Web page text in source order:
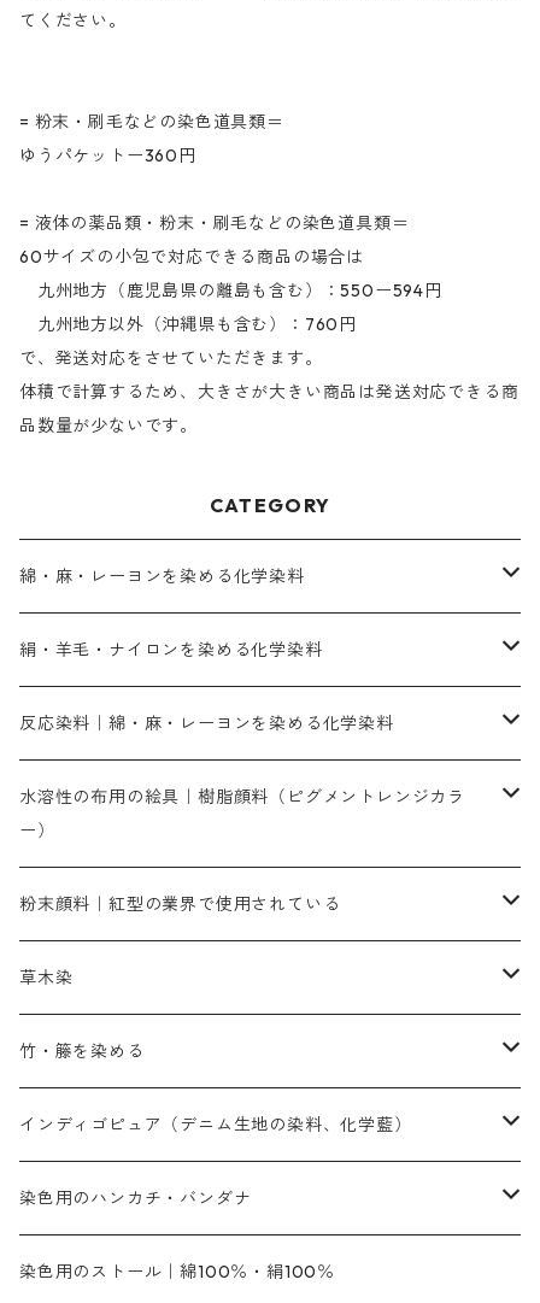
てください。
= 粉末・刷毛などの染色道具類＝
ゆうパケットー360円
= 液体の薬品類・粉末・刷毛などの染色道具類＝
60サイズの小包で対応できる商品の場合は
九州地方（鹿児島県の離島も含む）：550ー594円
九州地方以外（沖縄県も含む）：760円
で、発送対応をさせていただきます。
体積で計算するため、大きさが大きい商品は発送対応できる商
品数量が少ないです。
CATEGORY
綿・麻・レーヨンを染める化学染料
直接染料－染色手順が簡単
人気のおすすめ直接染料
染色に必要な薬品類
橙色系
青色系
紫色系
緑色系
絹・羊毛・ナイロンを染める化学染料
お買い得品
染料一覧
人気のおすすめ染料
橙色系
緑色系
染色に必要な薬品類
補助薬品
反応染料｜綿・麻・レーヨンを染める化学染料
お勧めの3原色（赤・青・黄色）
お勧め｜スミフィックス～
3原色以外の色目
赤色
茶色｜20g入りのみ公開
染色に必要な薬品
アルカリ剤
補助薬品
捺染に必要な材料
捺染糊
水溶性の布用の絵具｜樹脂顔料（ピグメントレンジカラ
ー）
ネオカラー（色）
内容量：100g
内容量：500g
バィンダー（定着剤）
増粘剤
黄色系
エロ―M3G｜定番の色合い
エロー ＭＧＲ｜明るい緑みの黄色
オレンジ系
オレンヂMG｜黄みの橙色
赤色系
粉末顔料｜紅型の業界で使用されている
赤色系
本洋紅
代用朱黄色口
黄色系
ファストエロ―10GN（鮮やかな黄色）
ファストエロ―5GN（黄色）
青色系
NSBAブルー
群青
白色｜胡粉
黒色｜在庫処分特価
草木染
植物染料
人気のおすすめ植物染料
インド茜・西洋茜の個別販売
濃染処理剤｜ソルバックスPS－900
媒染剤
アルミ媒染剤
ソーダ灰｜アルカリ性のPH調整剤
竹・籐を染める
人気のおすすめ竹・藤を染める染料
塩基性染料（混色可能）
ビスマークブロンB｜赤茶色
オリジナル染料｜スス竹色｜ミキセットファストブロンGR
インディゴピュア（デニム生地の染料、化学藍）
初心者向けお試しセット販売
インディゴピュア
染色用のハンカチ・バンダナ
45cm×45cm（ハンカチ）｜端の始末も綿糸｜タグなし
染色用のストール｜綿100％・絹100％